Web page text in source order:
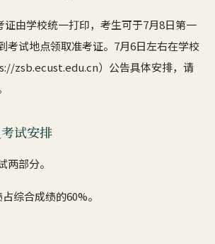
证由学校统一打印，考生可于7月8日第一
考试地点领取准考证。7月6日左右在学校
zsb.ecust.edu.cn）公告具体安排，请
试安排
两部分。
综合成绩的60%。